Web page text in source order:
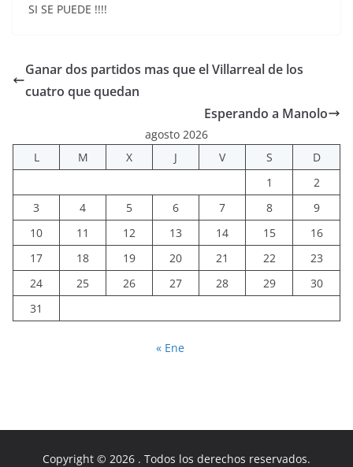
SI SE PUEDE !!!!
Ganar dos partidos mas que el Villarreal de los
cuatro que quedan
Esperando a Manolo
agosto 2026
L
M X J V S
D
1
2
3
4 5 6 7 8
9
10
11 12 13 14 15
16
17
18 19 20 21 22
23
24
25 26 27 28 29
30
31
« Ene
Copyright © 2026 . Todos los derechos reservados.